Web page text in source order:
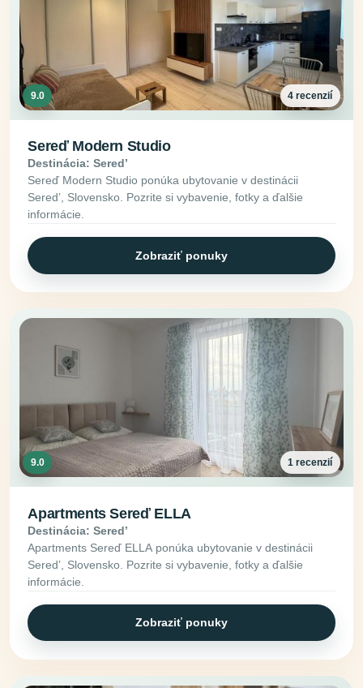
9.0 4 recenzií
Sereď Modern Studio
Destinácia: Seredʼ
Sereď Modern Studio ponúka ubytovanie v destinácii
Seredʼ, Slovensko. Pozrite si vybavenie, fotky a ďalšie
informácie.
Zobraziť ponuky
9.0 1 recenzií
Apartments Sereď ELLA
Destinácia: Seredʼ
Apartments Sereď ELLA ponúka ubytovanie v destinácii
Seredʼ, Slovensko. Pozrite si vybavenie, fotky a ďalšie
informácie.
Zobraziť ponuky